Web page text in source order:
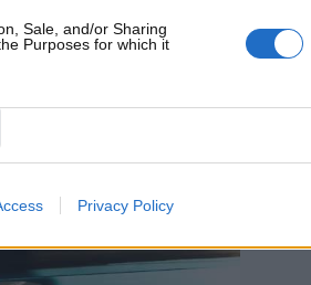
Sale, and/or Sharing
Purposes for which it
Privacy Policy
vennero realizzati solo
vinto